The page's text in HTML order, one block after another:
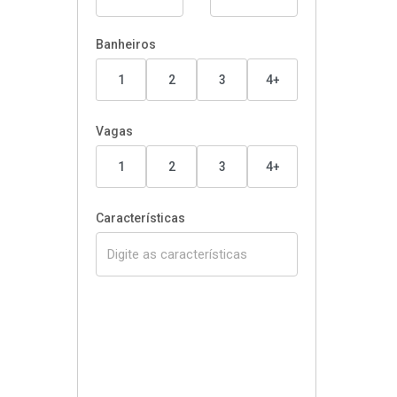
Banheiros
1 2 3 4+
Vagas
1 2 3 4+
Características